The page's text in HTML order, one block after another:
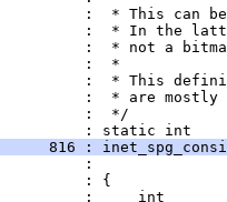
:  * This can
:  * In the
:  * not a
:  *
:  * This
:  * are
:  */
: static int
816 :
:
: {
:     int